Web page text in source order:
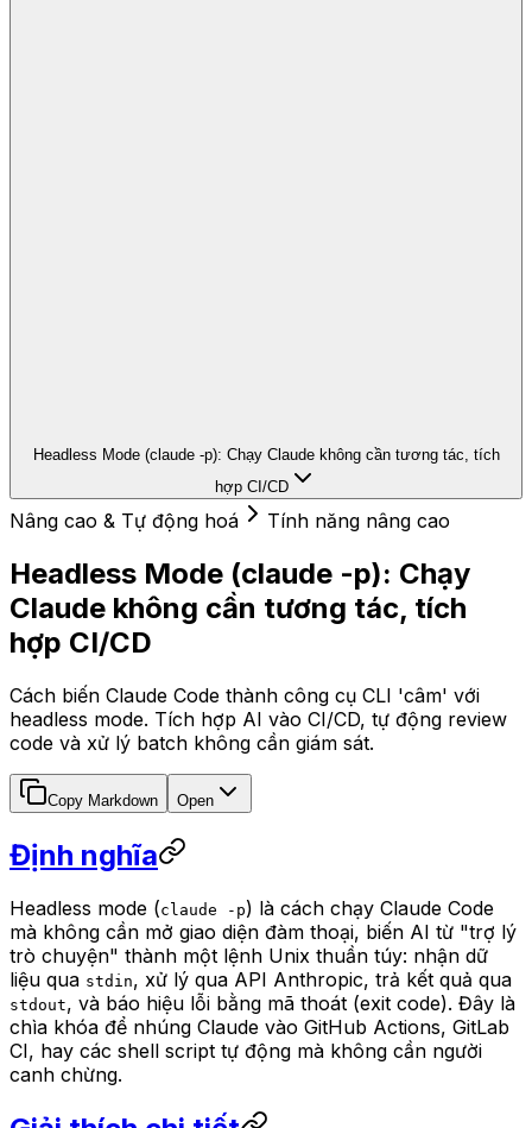
Headless Mode (claude -p): Chạy Claude không cần tương tác, tích
hợp CI/CD
Nâng cao & Tự động hoá Tính năng nâng cao
Headless Mode (claude -p): Chạy
Claude không cần tương tác, tích
hợp CI/CD
Cách biến Claude Code thành công cụ CLI 'câm' với
headless mode. Tích hợp AI vào CI/CD, tự động review
code và xử lý batch không cần giám sát.
Copy Markdown Open
Định nghĩa
Headless mode (claude -p) là cách chạy Claude Code
mà không cần mở giao diện đàm thoại, biến AI từ "trợ lý
trò chuyện" thành một lệnh Unix thuần túy: nhận dữ
liệu qua stdin, xử lý qua API Anthropic, trả kết quả qua
stdout, và báo hiệu lỗi bằng mã thoát (exit code). Đây là
chìa khóa để nhúng Claude vào GitHub Actions, GitLab
CI, hay các shell script tự động mà không cần người
canh chừng.